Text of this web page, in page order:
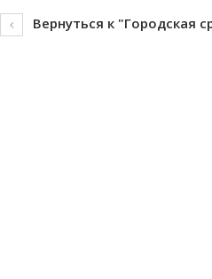
Вернуться к "Городская